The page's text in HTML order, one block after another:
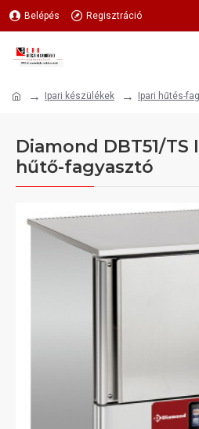
Belépés Regisztráció
Ipari készülékek Ipari hűtés-
Diamond DBT51/
hűtő-fagyasztó